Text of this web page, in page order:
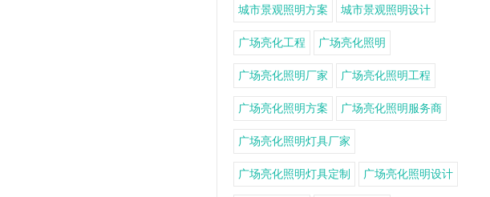
城市景观照明方案 城市景观照明设计
广场亮化工程 广场亮化照明
广场亮化照明厂家 广场亮化照明工程
广场亮化照明方案 广场亮化照明服务商
广场亮化照明灯具厂家
广场亮化照明灯具定制 广场亮化照明设计